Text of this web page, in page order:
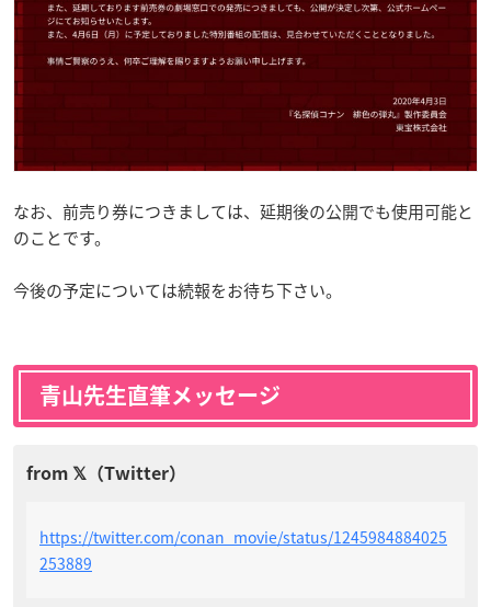
なお、前売り券につきましては、延期後の公開でも使用可能と
のことです。
今後の予定については続報をお待ち下さい。
青山先生直筆メッセージ
https://twitter.com/conan_movie/status/1245984884025
253889